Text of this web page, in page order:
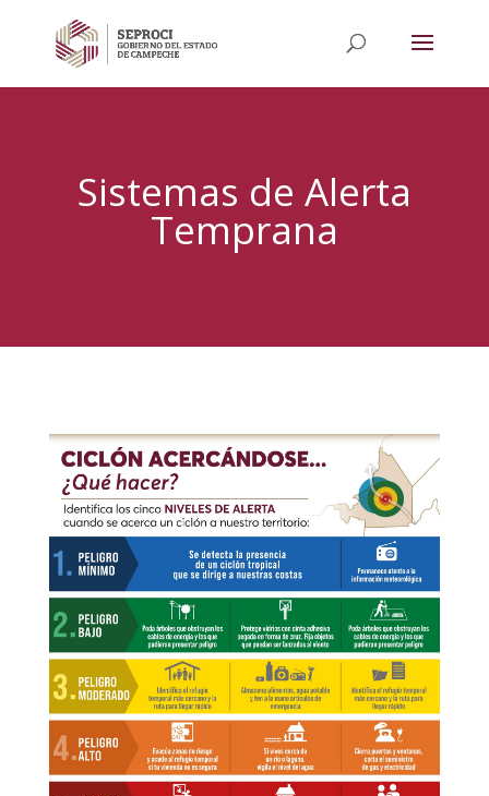
Sistemas de Alerta
Temprana